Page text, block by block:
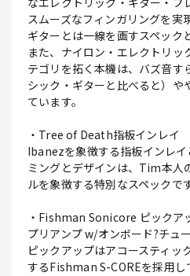
スムーズなフィンガリングを実
ギターとは一線を画すスペック
また、ナイロン・エレクトリッ
テゴリを拓く本機は、バズ音す
シック・ギターと比べると）や
ています。
・Tree of Death指板インレイ
Ibanezを象徴する指板インレ
ミングとデザインは、Tim本人
ルを象徴する特別なスペックです
・Fishman Sonicore ピックア
プリアンプ w/オンボード?チュ
ピックアップはアコースティッ
するFishman S-COREを採用し